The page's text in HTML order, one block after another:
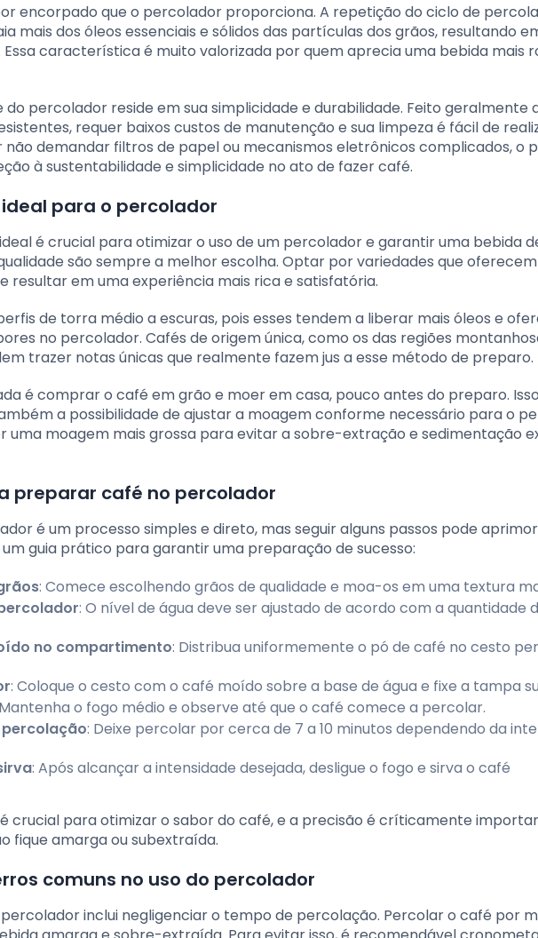
encorpado que o percolador proporciona. A repetição do ciclo de
mais dos óleos essenciais e sólidos das partículas dos grãos, resultando
Essa característica é muito valorizada por quem aprecia uma bebida mais
do percolador reside em sua simplicidade e durabilidade. Feito geralmente
requer baixos custos de manutenção e sua limpeza é fácil de
não demandar filtros de papel ou mecanismos eletrônicos complicados, o
à sustentabilidade e simplicidade no ato de fazer café.
para o percolador
é crucial para otimizar o uso de um percolador e garantir uma bebida
são sempre a melhor escolha. Optar por variedades que
resultar em uma experiência mais rica e satisfatória.
de torra médio a escuras, pois esses tendem a liberar mais óleos e
no percolador. Cafés de origem única, como os das regiões
trazer notas únicas que realmente fazem jus a esse método de preparo.
é comprar o café em grão e moer em casa, pouco antes do preparo.
a possibilidade de ajustar a moagem conforme necessário para o
uma moagem mais grossa para evitar a sobre-extração e sedimentação
preparar café no percolador
é um processo simples e direto, mas seguir alguns passos pode
guia prático para garantir uma preparação de sucesso:
: Comece escolhendo grãos de qualidade e moa-os em uma textura
: O nível de água deve ser ajustado de acordo com a quantidade
no compartimento: Distribua uniformemente o pó de café no cesto
: Coloque o cesto com o café moído sobre a base de água e fixe a tampa
o fogo médio e observe até que o café comece a percolar.
: Deixe percolar por cerca de 7 a 10 minutos dependendo da
: Após alcançar a intensidade desejada, desligue o fogo e sirva o café
é crucial para otimizar o sabor do café, e a precisão é críticamente
fique amarga ou subextraída.
comuns no uso do percolador
inclui negligenciar o tempo de percolação. Percolar o café por